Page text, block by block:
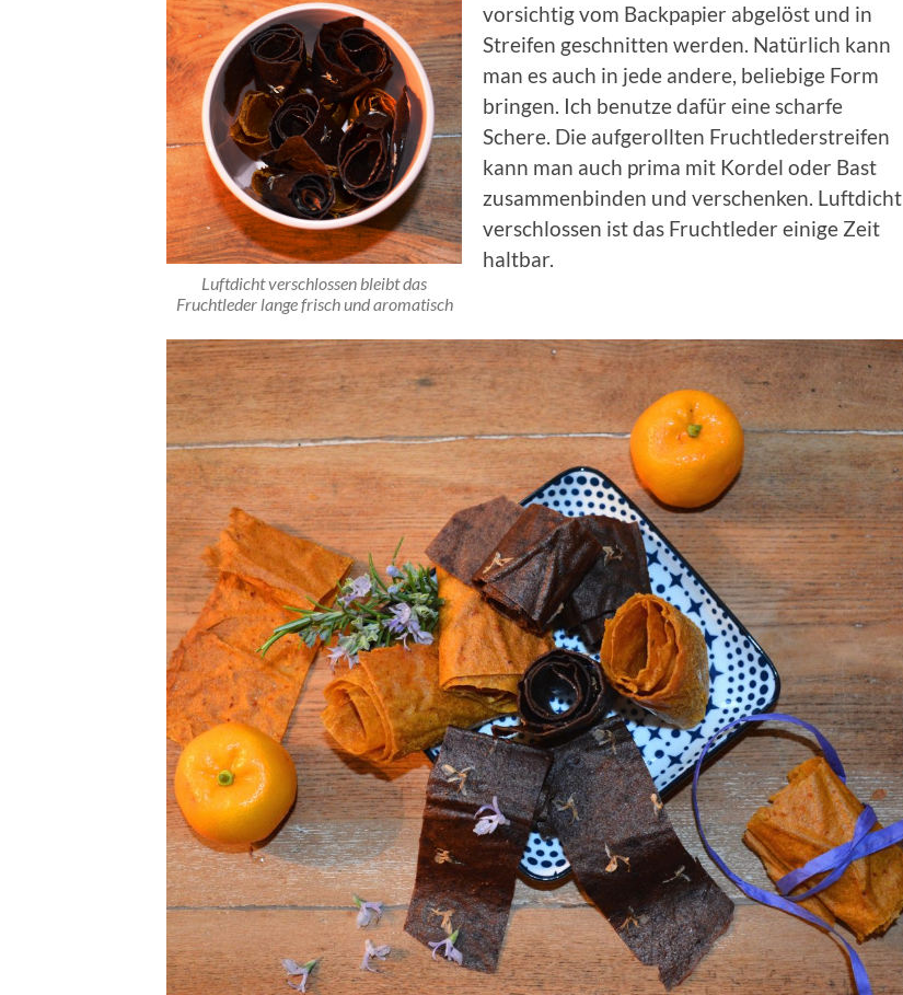
Luftdicht verschlossen bleibt das
Fruchtleder lange frisch und aromatisch
vorsichtig vom Backpapier abgelöst und in
Streifen geschnitten werden. Natürlich kann
man es auch in jede andere, beliebige Form
bringen. Ich benutze dafür eine scharfe
Schere. Die aufgerollten Fruchtlederstreifen
kann man auch prima mit Kordel oder Bast
zusammenbinden und verschenken. Luftdicht
verschlossen ist das Fruchtleder einige Zeit
haltbar.